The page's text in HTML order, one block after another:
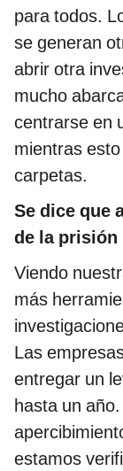
para todos.
se generan
abrir otra
mucho
centrarse en
mientras
carpetas.
Se dice que
de la prisión
Viendo
más
Las
entregar un
hasta un
estamos